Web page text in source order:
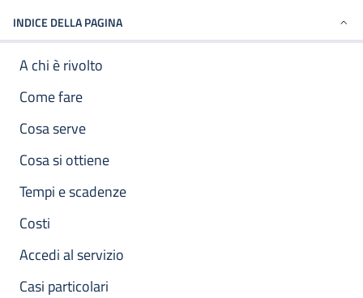
INDICE DELLA PAGINA
A chi è rivolto
Come fare
Cosa serve
Cosa si ottiene
Tempi e scadenze
Costi
Accedi al servizio
Casi particolari